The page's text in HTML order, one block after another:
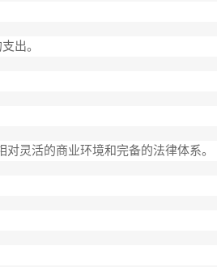
出。
灵活的商业环境和完备的法律体系。